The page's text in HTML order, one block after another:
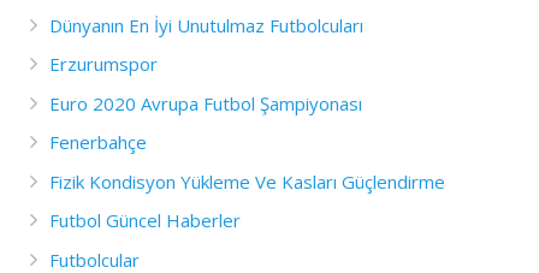
Dünyanın En İyi Unutulmaz Futbolcuları
Erzurumspor
Euro 2020 Avrupa Futbol Şampiyonası
Fenerbahçe
Fizik Kondisyon Yükleme Ve Kasları Güçlendirme
Futbol Güncel Haberler
Futbolcular